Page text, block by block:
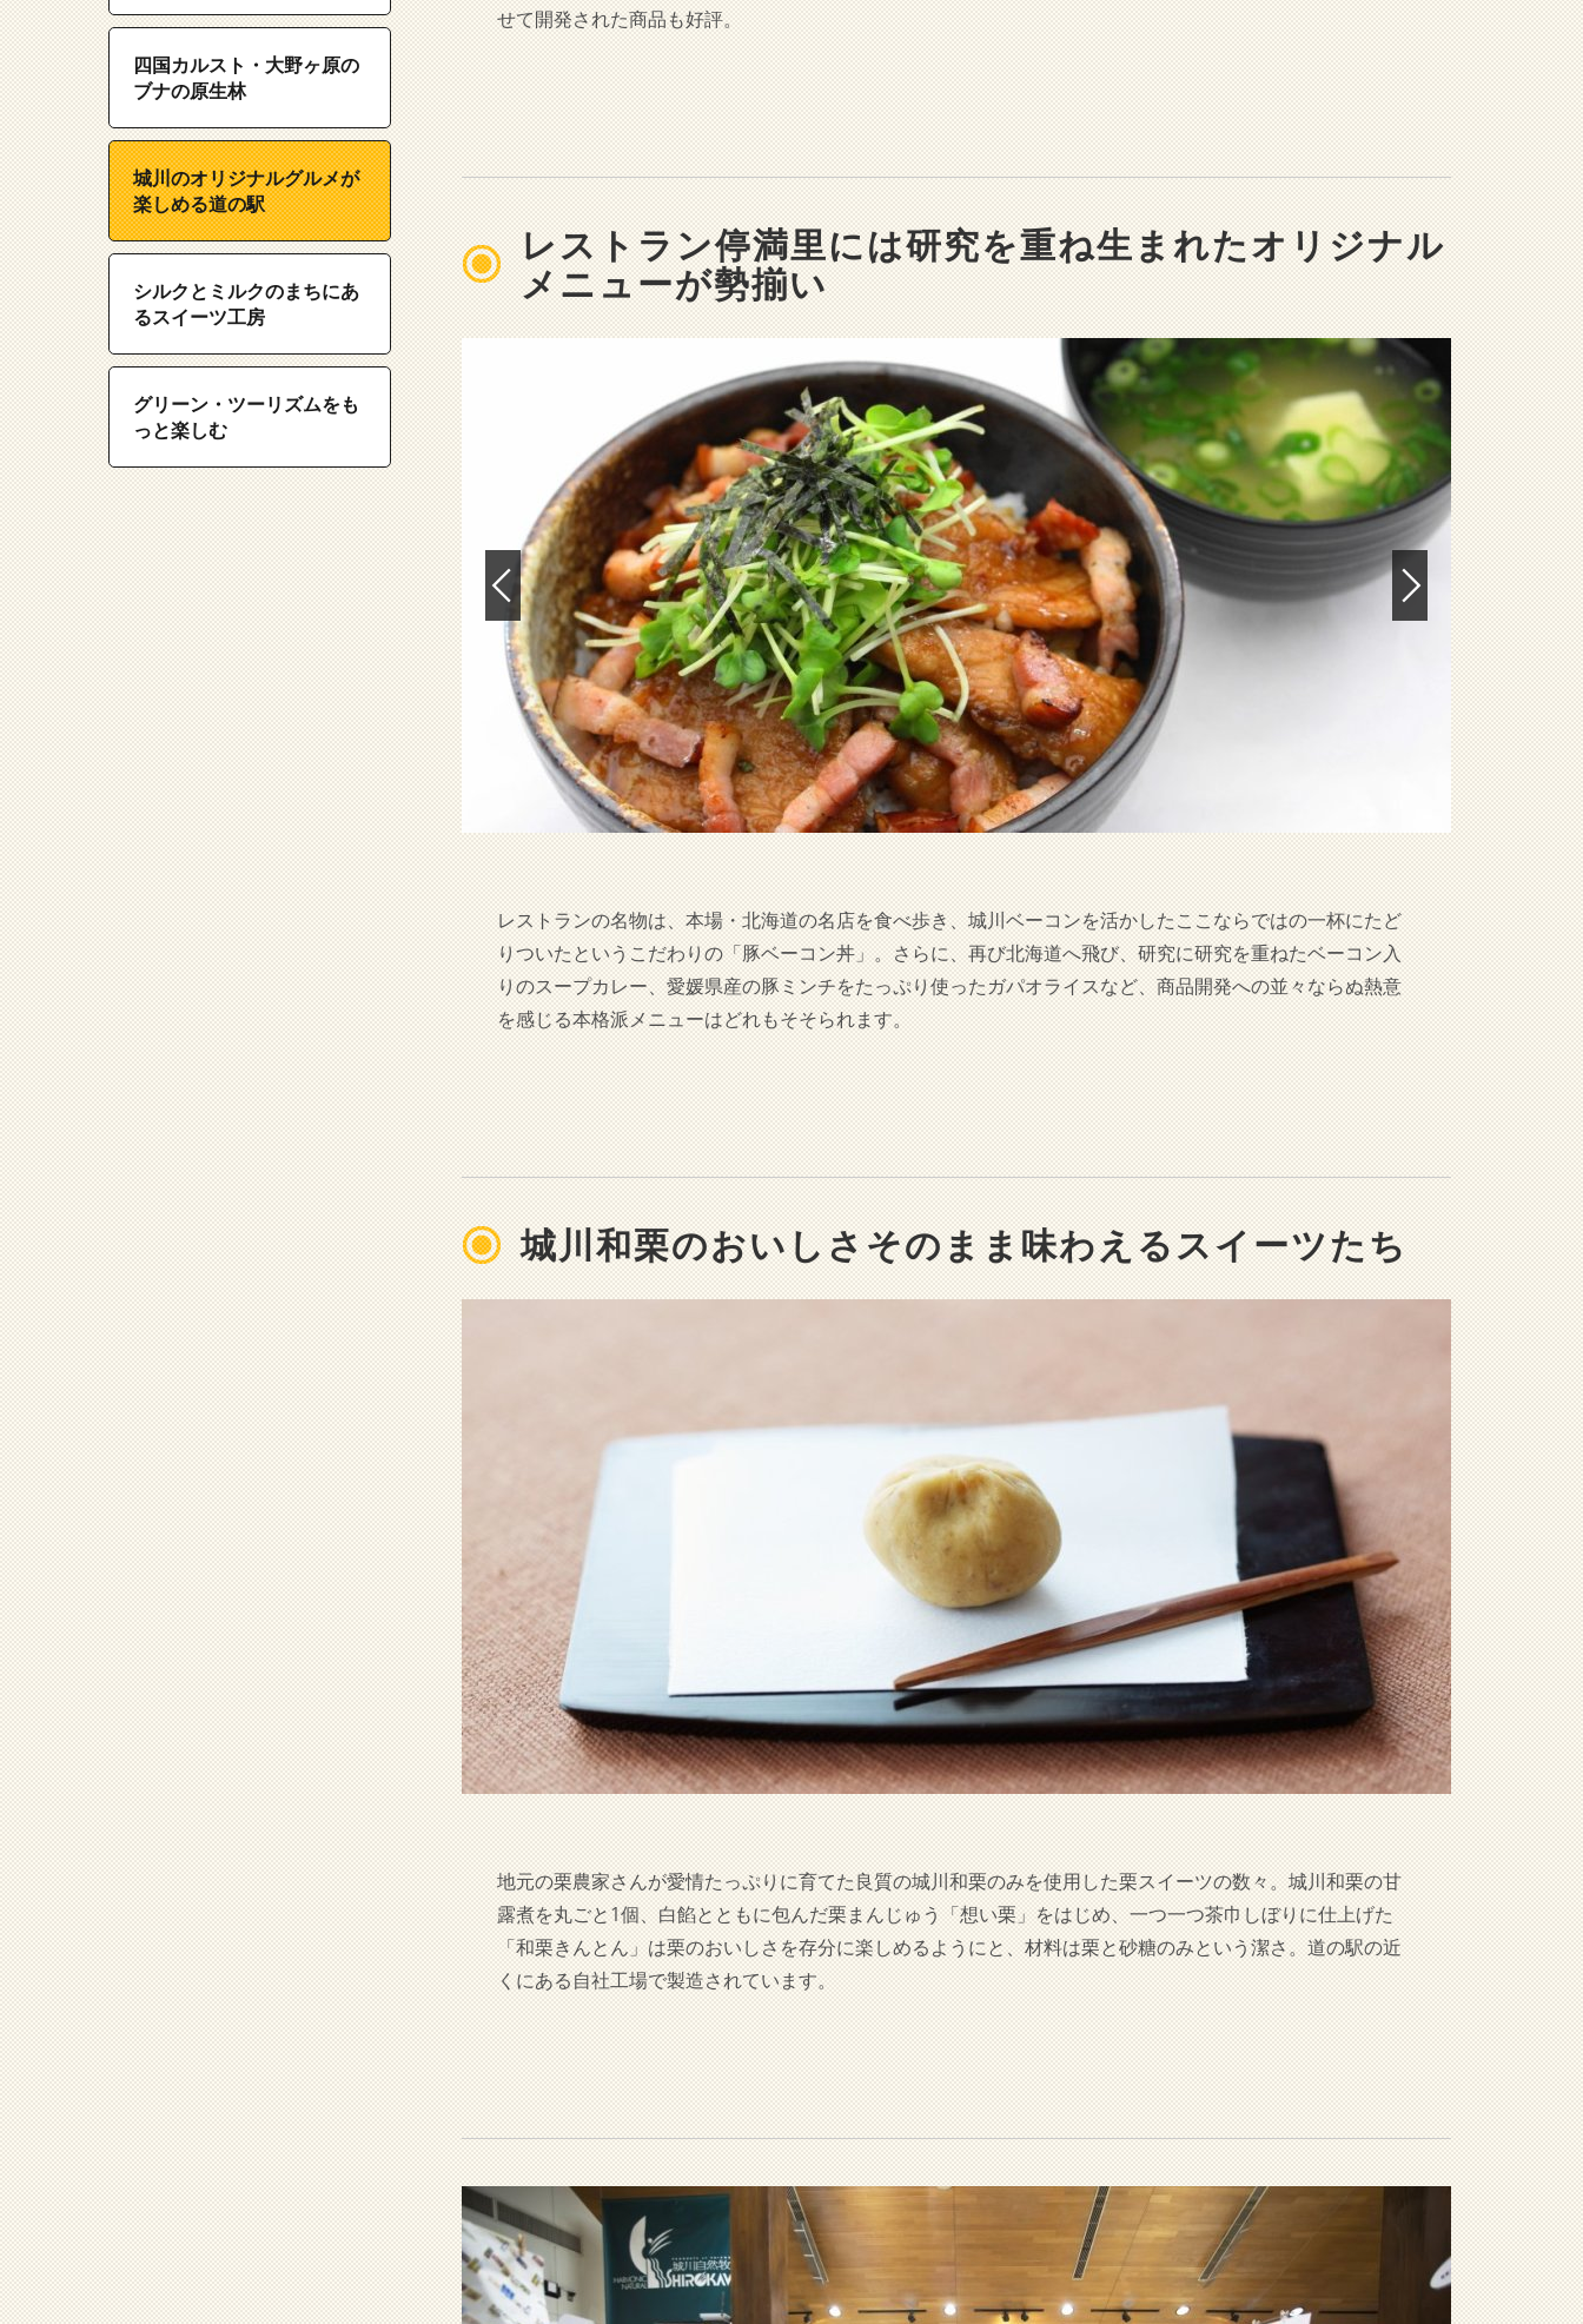
四国カルスト・大野ヶ原の
ブナの原生林
城川のオリジナルグルメが
楽しめる道の駅
シルクとミルクのまちにあ
るスイーツ工房
グリーン・ツーリズムをも
っと楽しむ
せて開発された商品も好評。
レストラン停満里には研究を重ね生まれたオリジナル
メニューが勢揃い
レストランの名物は、本場・北海道の名店を食べ歩き、城川ベーコンを活かしたここならではの一杯にたど
りついたというこだわりの「豚ベーコン丼」。さらに、再び北海道へ飛び、研究に研究を重ねたベーコン入
りのスープカレー、愛媛県産の豚ミンチをたっぷり使ったガパオライスなど、商品開発への並々ならぬ熱意
を感じる本格派メニューはどれもそそられます。
城川和栗のおいしさそのまま味わえるスイーツたち
地元の栗農家さんが愛情たっぷりに育てた良質の城川和栗のみを使用した栗スイーツの数々。城川和栗の甘
露煮を丸ごと1個、白餡とともに包んだ栗まんじゅう「想い栗」をはじめ、一つ一つ茶巾しぼりに仕上げた
「和栗きんとん」は栗のおいしさを存分に楽しめるようにと、材料は栗と砂糖のみという潔さ。道の駅の近
くにある自社工場で製造されています。